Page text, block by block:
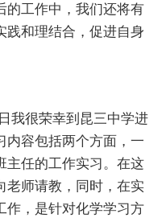
的工作中，我们还将有
践和理结合，促进自身
很荣幸到昆三中学进
内容包括两个方面，一
主任的工作实习。在这
老师请教，同时，在实
作，是针对化学学习方